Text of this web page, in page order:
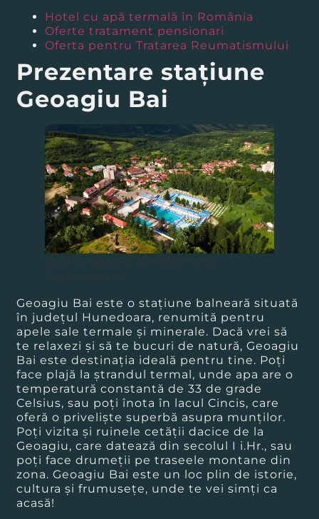
Hotel cu apă termală în România
Oferte tratament pensionari
Oferta pentru Tratarea Reumatismului
Prezentare staţiune
Geoagiu Bai
Geoagiu Bai este o staţiune balneară situată
în judeţul Hunedoara, renumită pentru
apele sale termale şi minerale. Dacă vrei să
te relaxezi şi să te bucuri de natură, Geoagiu
Bai este destinaţia ideală pentru tine. Poţi
face plajă la ştrandul termal, unde apa are o
temperatură constantă de 33 de grade
Celsius, sau poţi înota în lacul Cincis, care
oferă o privelişte superbă asupra munţilor.
Poţi vizita şi ruinele cetăţii dacice de la
Geoagiu, care datează din secolul I i.Hr., sau
poţi face drumeţii pe traseele montane din
zona. Geoagiu Bai este un loc plin de istorie,
cultura şi frumuseţe, unde te vei simţi ca
acasă!